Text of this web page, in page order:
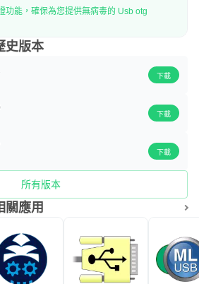
功能，確保為您提供無病毒的 Usb otg
史版本
下載
下載
下載
所有版本
應用